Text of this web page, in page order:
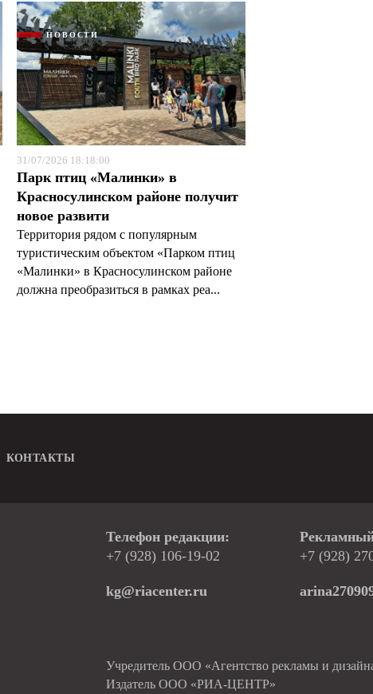
НОВОСТИ
31/07/2026 18:18:00
Парк птиц «Малинки» в
Красносулинском районе получит
новое развити
Территория рядом с популярным
туристическим объектом «Парком птиц
«Малинки» в Красносулинском районе
должна преобразиться в рамках реа...
КОНТАКТЫ
Телефон редакции:
+7 (928) 106-19-02
kg@riacenter.ru
+7 (928)
Учредитель ООО «Агентство рекламы и
Издатель ООО «РИА-ЦЕНТР»